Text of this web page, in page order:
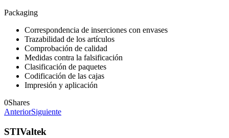
Packaging
Correspondencia de inserciones con envases
Trazabilidad de los artículos
Comprobación de calidad
Medidas contra la falsificación
Clasificación de paquetes
Codificación de las cajas
Impresión y aplicación
0Shares
AnteriorSiguiente
STIValtek